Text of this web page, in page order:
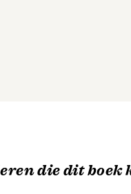
die dit boek